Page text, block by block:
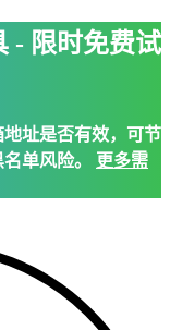
- 限时免费试
址是否有效，可节
单风险。
更多需